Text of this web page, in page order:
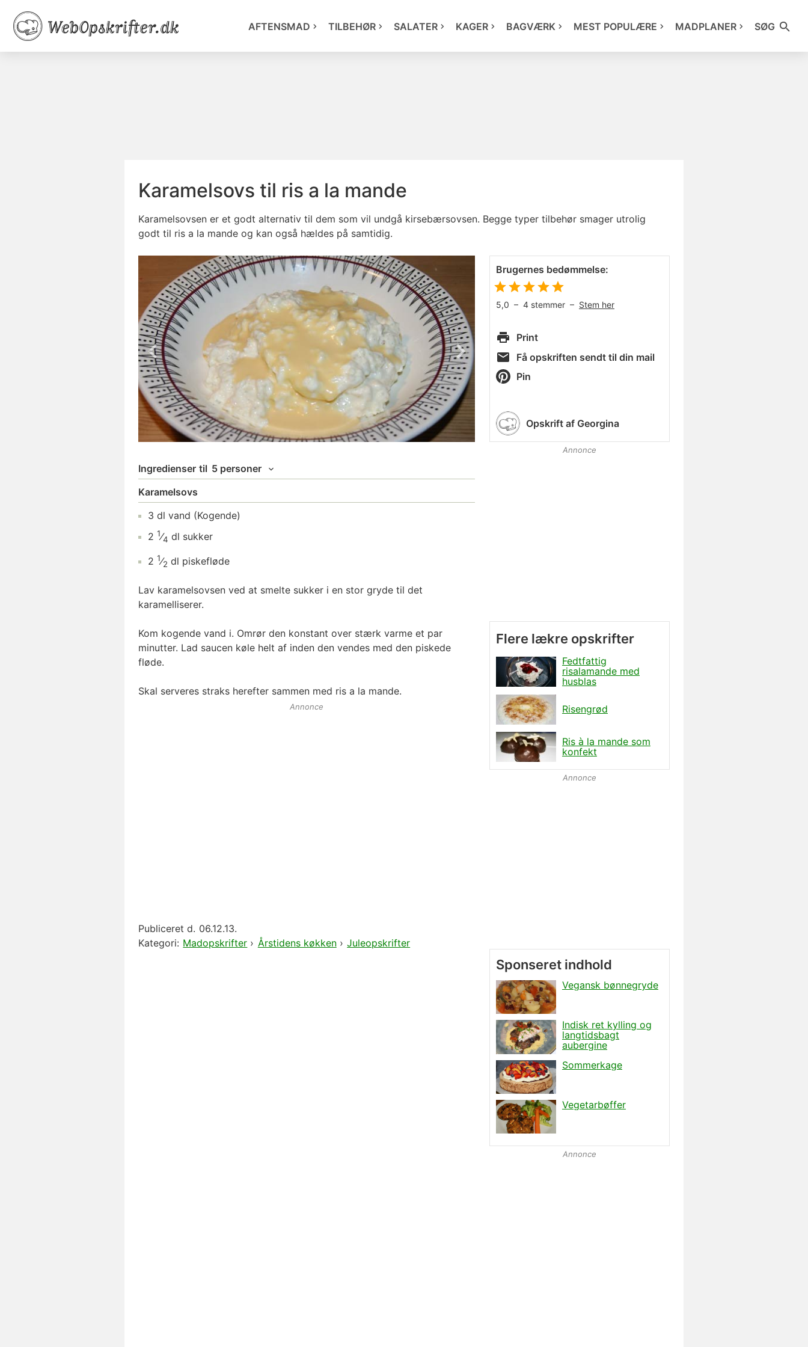
AFTENSMAD TILBEHØR SALATER KAGER BAGVÆRK MEST POPULÆRE MADPLANER SØG
Karamelsovs til ris a la mande
Karamelsovsen er et godt alternativ til dem som vil undgå kirsebærsovsen. Begge typer tilbehør smager utrolig
godt til ris a la mande og kan også hældes på samtidig.
Ingredienser til 5 personer
Karamelsovs
3 dl vand (Kogende)
2 1⁄4 dl sukker
2 1⁄2 dl piskefløde
Lav karamelsovsen ved at smelte sukker i en stor gryde til det
karamelliserer.
Kom kogende vand i. Omrør den konstant over stærk varme et par
minutter. Lad saucen køle helt af inden den vendes med den piskede
fløde.
Skal serveres straks herefter sammen med ris a la mande.
Annonce
Publiceret d. 06.12.13.
Kategori: Madopskrifter › Årstidens køkken› Juleopskrifter
Brugernes bedømmelse:
5,0 – 4 stemmer – Stem her
Print
Få opskriften sendt til din mail
Pin
Opskrift af Georgina
Annonce
Flere lækre opskrifter
Fedtfattig
risalamande med
husblas
Risengrød
Ris à la mande som
konfekt
Annonce
Annonce